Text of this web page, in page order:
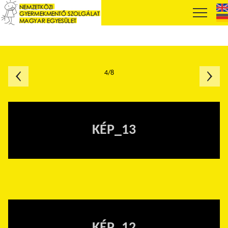
KÉP_13
4/8